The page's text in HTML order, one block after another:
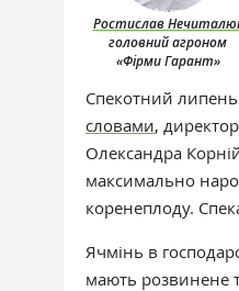
Ростислав
головний агроном
«Фірми Гарант»
Спекотний
словами,
Олександра
максимально
коренеплоду.
Ячмінь в
мають розвинене